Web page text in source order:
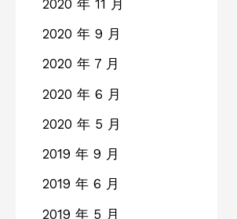
2020 年 11 月
2020 年 9 月
2020 年 7 月
2020 年 6 月
2020 年 5 月
2019 年 9 月
2019 年 6 月
2019 年 5 月